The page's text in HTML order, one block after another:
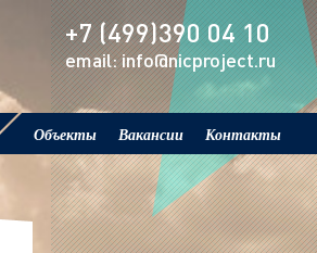
Объекты Вакансии Контакты
+7 (499)390 04 10
email: info@nicproject.ru